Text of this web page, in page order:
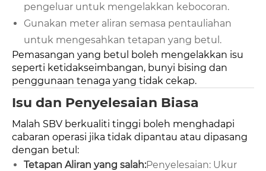
pengeluar untuk mengelakkan kebocoran.
Gunakan meter aliran semasa pentauliahan
untuk mengesahkan tetapan yang betul.
Pemasangan yang betul boleh mengelakkan isu
seperti ketidakseimbangan, bunyi bising dan
penggunaan tenaga yang tidak cekap.
Isu dan Penyelesaian Biasa
Malah SBV berkualiti tinggi boleh menghadapi
cabaran operasi jika tidak dipantau atau dipasang
dengan betul:
Tetapan Aliran yang salah:Penyelesaian: Ukur